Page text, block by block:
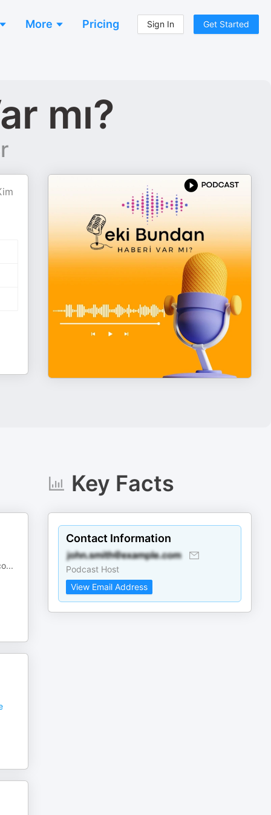
More Pricing Sign In Get Started
mı?
...
Key Facts
Contact Information
Podcast Host
View Email Address